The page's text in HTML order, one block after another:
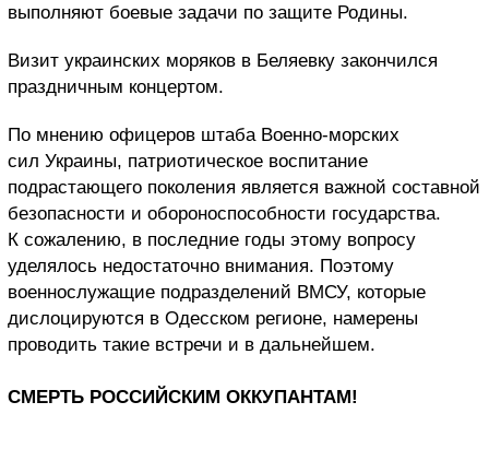
выполняют боевые задачи по защите Родины.
Визит украинских моряков в Беляевку закончился
праздничным концертом.
По мнению офицеров штаба Военно-морских
сил Украины, патриотическое воспитание
подрастающего поколения является важной составной
безопасности и обороноспособности государства.
К сожалению, в последние годы этому вопросу
уделялось недостаточно внимания. Поэтому
военнослужащие подразделений ВМСУ, которые
дислоцируются в Одесском регионе, намерены
проводить такие встречи и в дальнейшем.
СМЕРТЬ РОССИЙСКИМ ОККУПАНТАМ!